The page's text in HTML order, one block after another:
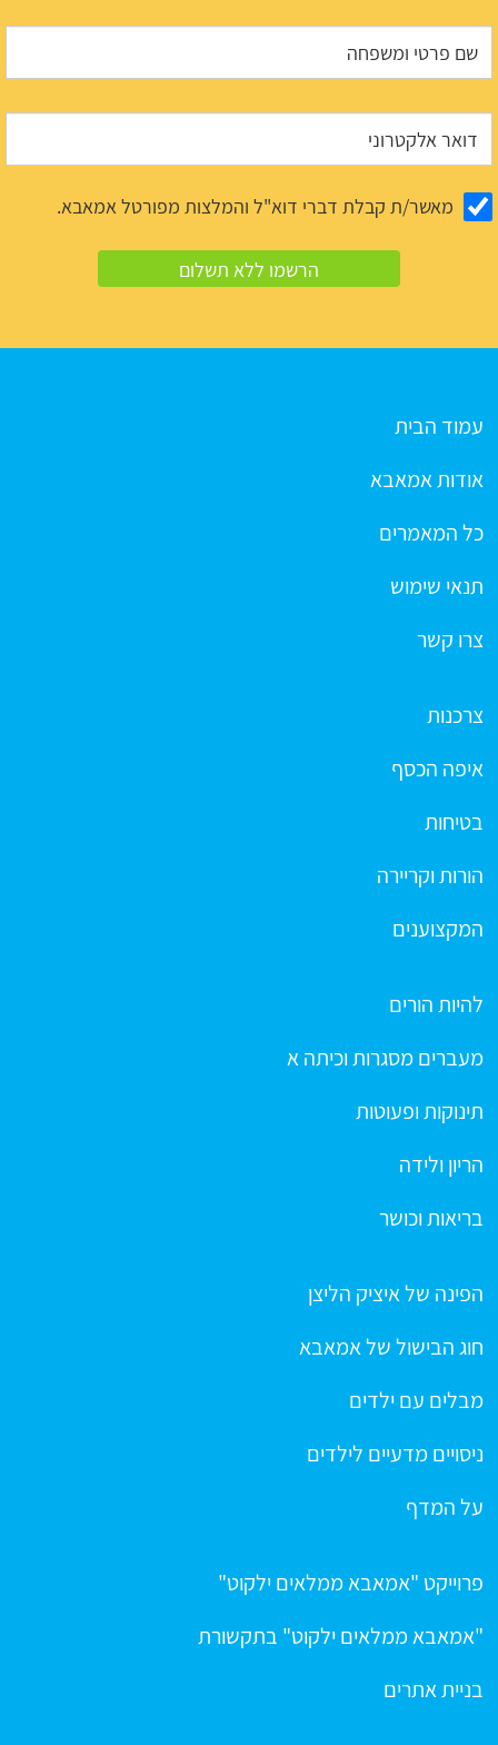
מאשר/ת קבלת דברי דוא"ל והמלצות מפורטל אמאבא.
עמוד הבית
אודות אמאבא
כל המאמרים
תנאי שימוש
צרו קשר
צרכנות
איפה הכסף
בטיחות
הורות וקריירה
המקצוענים
להיות הורים
מעברים מסגרות וכיתה א
תינוקות ופעוטות
הריון ולידה
בריאות וכושר
הפינה של איציק הליצן
חוג הבישול של אמאבא
מבלים עם ילדים
ניסויים מדעיים לילדים
על המדף
פרוייקט "אמאבא ממלאים ילקוט"
"אמאבא ממלאים ילקוט" בתקשורת
בניית אתרים